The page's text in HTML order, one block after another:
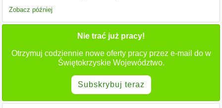
Zobacz później
Nie trać już pracy!
Otrzymuj codziennie nowe oferty pracy przez e-mail do w
Świętokrzyskie Województwo.
Subskrybuj teraz